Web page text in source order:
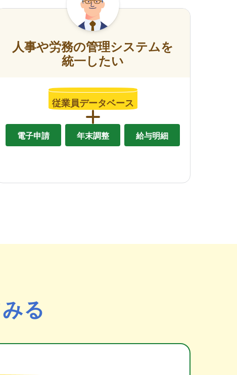
人事や労務の管理システムを
統一したい
従業員データベース
電子申請 年末調整 給与明細
る